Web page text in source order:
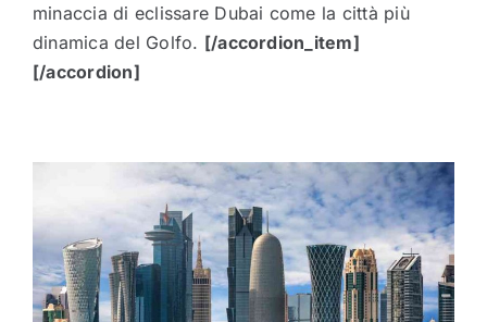
minaccia di eclissare Dubai come la città più
dinamica del Golfo. [/accordion_item]
[/accordion]